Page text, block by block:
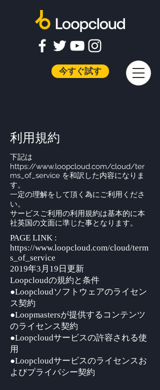
今すぐ試す
利用規約
下記は
https://www.loopcloud.com/cloud/ter
ms_of_service を和訳した内容になりま
す。
​一定の理解をして頂く為にご利用くださ
い。
サービスご利用の利用規約は基本的に本
社英国の文面に準じた事となります。
PAGE LINK :
https://www.loopcloud.com/cloud/term
s_of_service
2019年3月19日更新
Loopcloudの規約と条件
●Loopcloudソフトウェアのライセン
ス契約
●Loopmastersが提供するコンテンツ
のライセンス契約
●Loopcloudサービスの許容される使
用
●Loopcloudサービスのライセンスお
よびプライバシー契約